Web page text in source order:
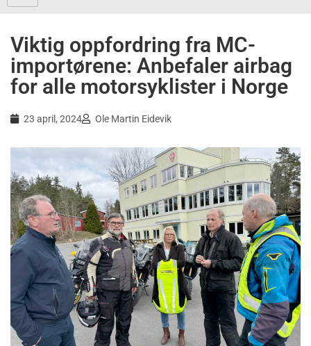
Viktig oppfordring fra MC-
importørene: Anbefaler airbag
for alle motorsyklister i Norge
23 april, 2024 Ole Martin Eidevik